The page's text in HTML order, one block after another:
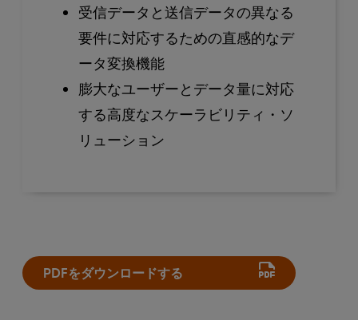
受信データと送信データの異なる
要件に対応するための直感的なデ
ータ変換機能
膨大なユーザーとデータ量に対応
する高度なスケーラビリティ・ソ
リューション
PDFをダウンロードする